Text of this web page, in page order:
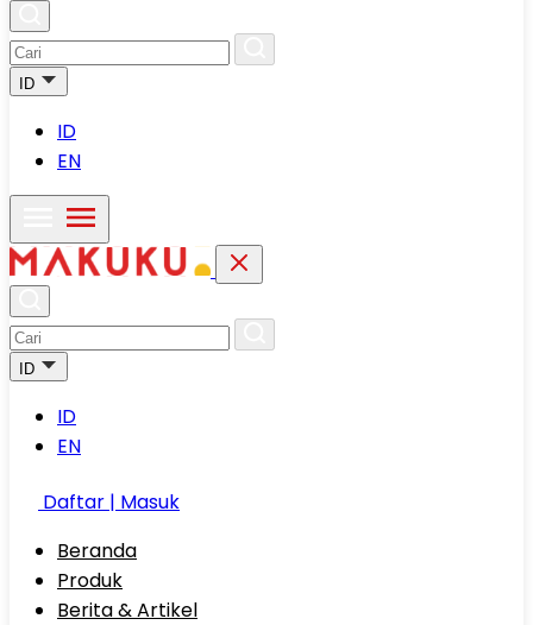
ID
ID
EN
ID
ID
EN
Daftar | Masuk
Beranda
Produk
Berita & Artikel